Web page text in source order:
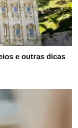
e outras dicas